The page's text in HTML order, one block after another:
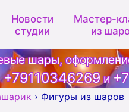
Новости
студии
Мастер-
из
шары,
+79110346269и
› Фигуры из шаров